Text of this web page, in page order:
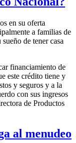
en su oferta
a familias de
de tener casa
financiamiento de
este crédito tiene y
y seguros y a la
con sus ingresos
de Productos
al menudeo